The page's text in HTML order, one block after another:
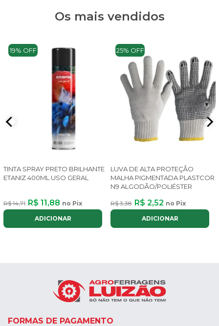
Os mais vendidos
19% OFF
TINTA SPRAY PRETO BRILHANTE
ETANIZ 400ML USO GERAL
R$ 14,71 R$ 11,88 no Pix
ADICIONAR
25% OFF
LUVA DE ALTA PROTEÇÃO
MALHA PIGMENTADA PLASTCOR
N9 ALGODÃO/POLIÉSTER
R$ 3,38 R$ 2,52 no Pix
ADICIONAR
FORMAS DE PAGAMENTO